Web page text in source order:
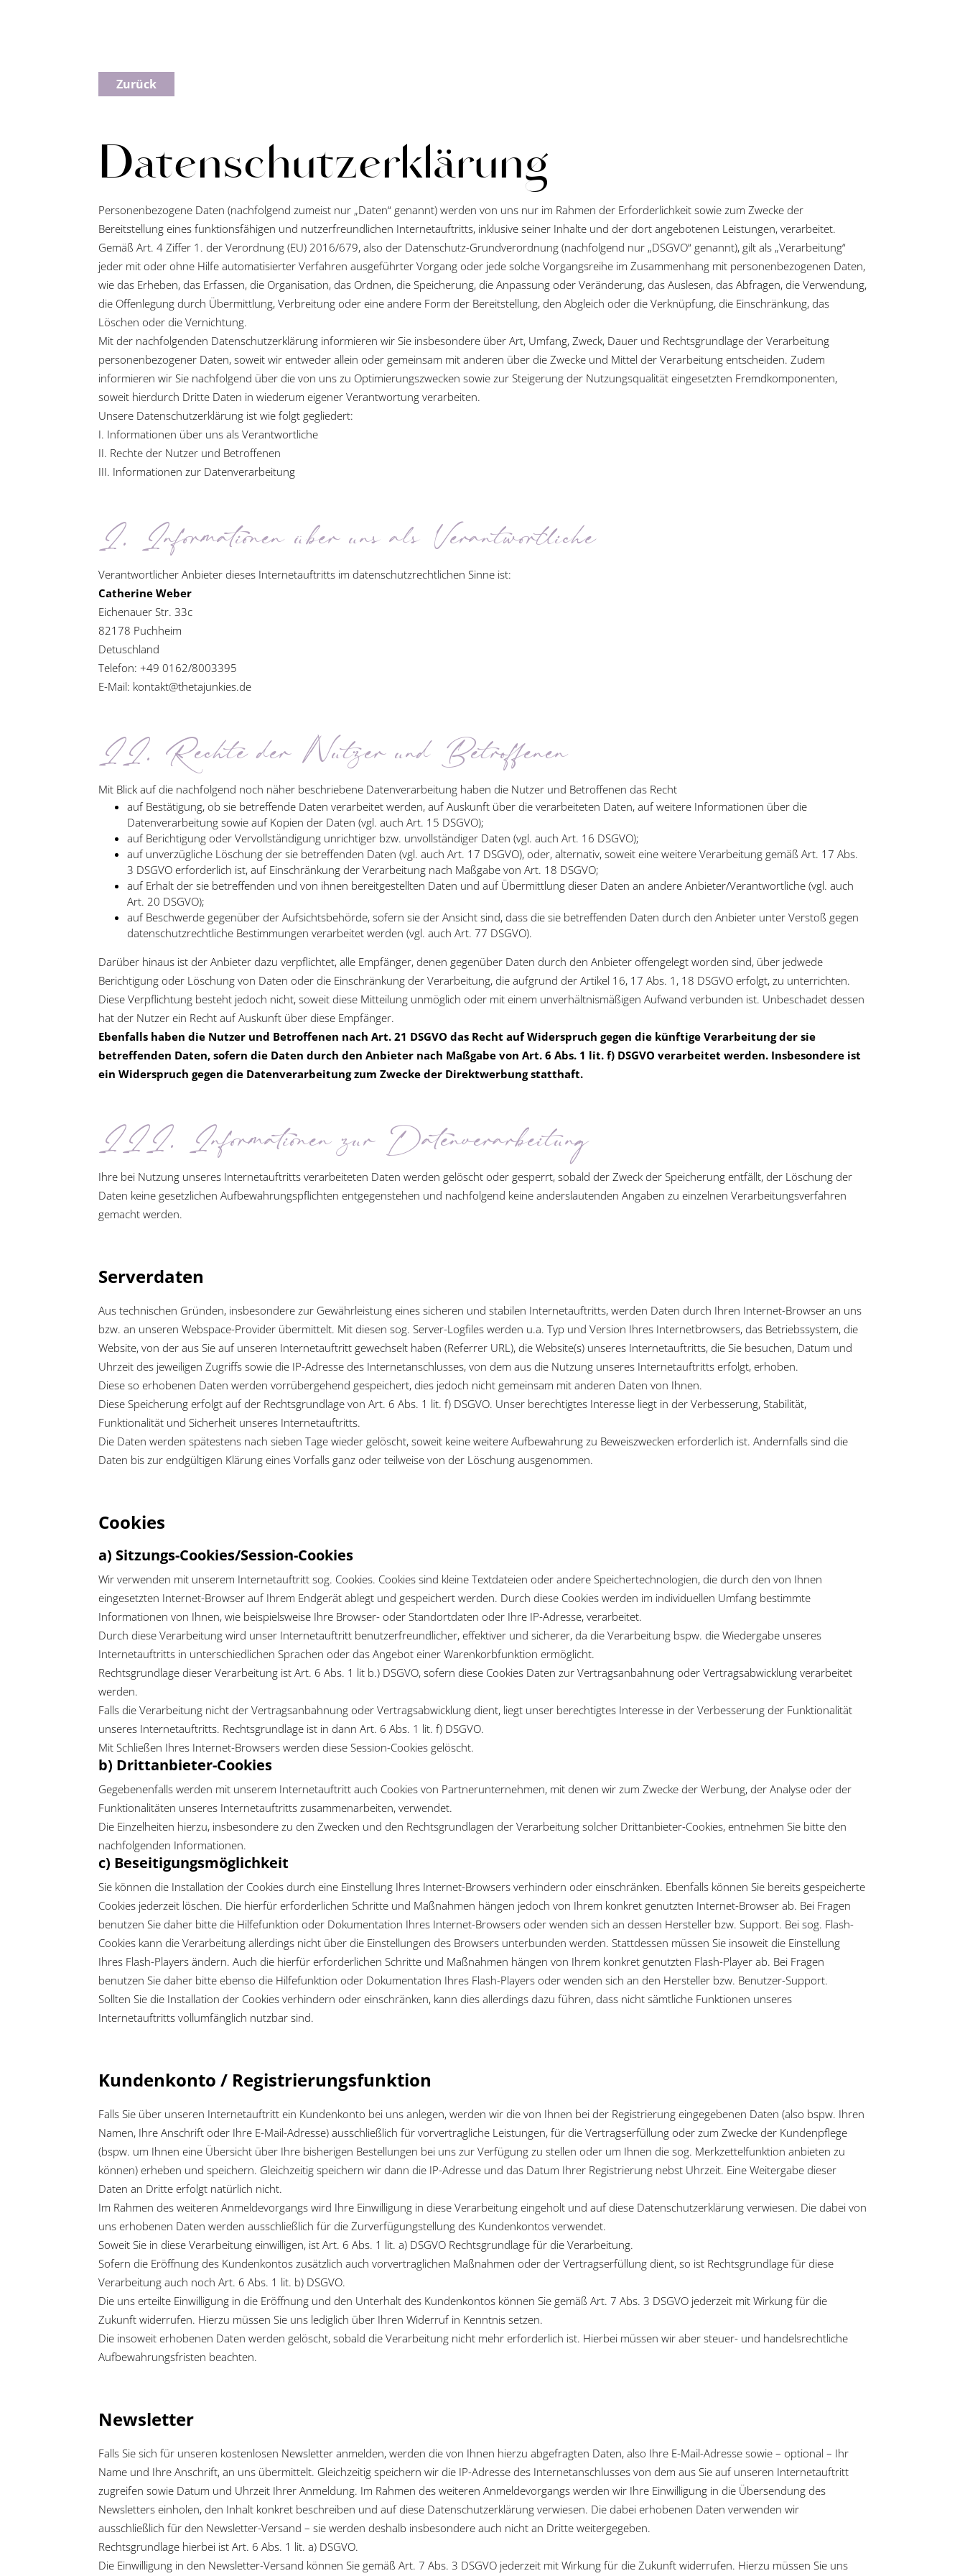
Zurück
Datenschutzerklärung
Personenbezogene Daten (nachfolgend zumeist nur „Daten“ genannt) werden von uns nur im Rahmen der Erforderlichkeit sowie zum Zwecke der
Bereitstellung eines funktionsfähigen und nutzerfreundlichen Internetauftritts, inklusive seiner Inhalte und der dort angebotenen Leistungen, verarbeitet.
Gemäß Art. 4 Ziffer 1. der Verordnung (EU) 2016/679, also der Datenschutz-Grundverordnung (nachfolgend nur „DSGVO“ genannt), gilt als „Verarbeitung“
jeder mit oder ohne Hilfe automatisierter Verfahren ausgeführter Vorgang oder jede solche Vorgangsreihe im Zusammenhang mit personenbezogenen Daten,
wie das Erheben, das Erfassen, die Organisation, das Ordnen, die Speicherung, die Anpassung oder Veränderung, das Auslesen, das Abfragen, die Verwendung,
die Offenlegung durch Übermittlung, Verbreitung oder eine andere Form der Bereitstellung, den Abgleich oder die Verknüpfung, die Einschränkung, das
Löschen oder die Vernichtung.
Mit der nachfolgenden Datenschutzerklärung informieren wir Sie insbesondere über Art, Umfang, Zweck, Dauer und Rechtsgrundlage der Verarbeitung
personenbezogener Daten, soweit wir entweder allein oder gemeinsam mit anderen über die Zwecke und Mittel der Verarbeitung entscheiden. Zudem
informieren wir Sie nachfolgend über die von uns zu Optimierungszwecken sowie zur Steigerung der Nutzungsqualität eingesetzten Fremdkomponenten,
soweit hierdurch Dritte Daten in wiederum eigener Verantwortung verarbeiten.
Unsere Datenschutzerklärung ist wie folgt gegliedert:
I. Informationen über uns als Verantwortliche
II. Rechte der Nutzer und Betroffenen
III. Informationen zur Datenverarbeitung
I. Informationen über uns als Verantwortliche
Verantwortlicher Anbieter dieses Internetauftritts im datenschutzrechtlichen Sinne ist:
Catherine Weber
Eichenauer Str. 33c
82178 Puchheim
Detuschland
Telefon: +49 0162/8003395
E-Mail: kontakt@thetajunkies.de
II. Rechte der Nutzer und Betroffenen
Mit Blick auf die nachfolgend noch näher beschriebene Datenverarbeitung haben die Nutzer und Betroffenen das Recht
auf Bestätigung, ob sie betreffende Daten verarbeitet werden, auf Auskunft über die verarbeiteten Daten, auf weitere Informationen über die
Datenverarbeitung sowie auf Kopien der Daten (vgl. auch Art. 15 DSGVO);
auf Berichtigung oder Vervollständigung unrichtiger bzw. unvollständiger Daten (vgl. auch Art. 16 DSGVO);
auf unverzügliche Löschung der sie betreffenden Daten (vgl. auch Art. 17 DSGVO), oder, alternativ, soweit eine weitere Verarbeitung gemäß Art. 17 Abs.
3 DSGVO erforderlich ist, auf Einschränkung der Verarbeitung nach Maßgabe von Art. 18 DSGVO;
auf Erhalt der sie betreffenden und von ihnen bereitgestellten Daten und auf Übermittlung dieser Daten an andere Anbieter/Verantwortliche (vgl. auch
Art. 20 DSGVO);
auf Beschwerde gegenüber der Aufsichtsbehörde, sofern sie der Ansicht sind, dass die sie betreffenden Daten durch den Anbieter unter Verstoß gegen
datenschutzrechtliche Bestimmungen verarbeitet werden (vgl. auch Art. 77 DSGVO).
Darüber hinaus ist der Anbieter dazu verpflichtet, alle Empfänger, denen gegenüber Daten durch den Anbieter offengelegt worden sind, über jedwede
Berichtigung oder Löschung von Daten oder die Einschränkung der Verarbeitung, die aufgrund der Artikel 16, 17 Abs. 1, 18 DSGVO erfolgt, zu unterrichten.
Diese Verpflichtung besteht jedoch nicht, soweit diese Mitteilung unmöglich oder mit einem unverhältnismäßigen Aufwand verbunden ist. Unbeschadet dessen
hat der Nutzer ein Recht auf Auskunft über diese Empfänger.
Ebenfalls haben die Nutzer und Betroffenen nach Art. 21 DSGVO das Recht auf Widerspruch gegen die künftige Verarbeitung der sie
betreffenden Daten, sofern die Daten durch den Anbieter nach Maßgabe von Art. 6 Abs. 1 lit. f) DSGVO verarbeitet werden. Insbesondere ist
ein Widerspruch gegen die Datenverarbeitung zum Zwecke der Direktwerbung statthaft.
III. Informationen zur Datenverarbeitung
Ihre bei Nutzung unseres Internetauftritts verarbeiteten Daten werden gelöscht oder gesperrt, sobald der Zweck der Speicherung entfällt, der Löschung der
Daten keine gesetzlichen Aufbewahrungspflichten entgegenstehen und nachfolgend keine anderslautenden Angaben zu einzelnen Verarbeitungsverfahren
gemacht werden.
Serverdaten
Aus technischen Gründen, insbesondere zur Gewährleistung eines sicheren und stabilen Internetauftritts, werden Daten durch Ihren Internet-Browser an uns
bzw. an unseren Webspace-Provider übermittelt. Mit diesen sog. Server-Logfiles werden u.a. Typ und Version Ihres Internetbrowsers, das Betriebssystem, die
Website, von der aus Sie auf unseren Internetauftritt gewechselt haben (Referrer URL), die Website(s) unseres Internetauftritts, die Sie besuchen, Datum und
Uhrzeit des jeweiligen Zugriffs sowie die IP-Adresse des Internetanschlusses, von dem aus die Nutzung unseres Internetauftritts erfolgt, erhoben.
Diese so erhobenen Daten werden vorrübergehend gespeichert, dies jedoch nicht gemeinsam mit anderen Daten von Ihnen.
Diese Speicherung erfolgt auf der Rechtsgrundlage von Art. 6 Abs. 1 lit. f) DSGVO. Unser berechtigtes Interesse liegt in der Verbesserung, Stabilität,
Funktionalität und Sicherheit unseres Internetauftritts.
Die Daten werden spätestens nach sieben Tage wieder gelöscht, soweit keine weitere Aufbewahrung zu Beweiszwecken erforderlich ist. Andernfalls sind die
Daten bis zur endgültigen Klärung eines Vorfalls ganz oder teilweise von der Löschung ausgenommen.
Cookies
a) Sitzungs-Cookies/Session-Cookies
Wir verwenden mit unserem Internetauftritt sog. Cookies. Cookies sind kleine Textdateien oder andere Speichertechnologien, die durch den von Ihnen
eingesetzten Internet-Browser auf Ihrem Endgerät ablegt und gespeichert werden. Durch diese Cookies werden im individuellen Umfang bestimmte
Informationen von Ihnen, wie beispielsweise Ihre Browser- oder Standortdaten oder Ihre IP-Adresse, verarbeitet.
Durch diese Verarbeitung wird unser Internetauftritt benutzerfreundlicher, effektiver und sicherer, da die Verarbeitung bspw. die Wiedergabe unseres
Internetauftritts in unterschiedlichen Sprachen oder das Angebot einer Warenkorbfunktion ermöglicht.
Rechtsgrundlage dieser Verarbeitung ist Art. 6 Abs. 1 lit b.) DSGVO, sofern diese Cookies Daten zur Vertragsanbahnung oder Vertragsabwicklung verarbeitet
werden.
Falls die Verarbeitung nicht der Vertragsanbahnung oder Vertragsabwicklung dient, liegt unser berechtigtes Interesse in der Verbesserung der Funktionalität
unseres Internetauftritts. Rechtsgrundlage ist in dann Art. 6 Abs. 1 lit. f) DSGVO.
Mit Schließen Ihres Internet-Browsers werden diese Session-Cookies gelöscht.
b) Drittanbieter-Cookies
Gegebenenfalls werden mit unserem Internetauftritt auch Cookies von Partnerunternehmen, mit denen wir zum Zwecke der Werbung, der Analyse oder der
Funktionalitäten unseres Internetauftritts zusammenarbeiten, verwendet.
Die Einzelheiten hierzu, insbesondere zu den Zwecken und den Rechtsgrundlagen der Verarbeitung solcher Drittanbieter-Cookies, entnehmen Sie bitte den
nachfolgenden Informationen.
c) Beseitigungsmöglichkeit
Sie können die Installation der Cookies durch eine Einstellung Ihres Internet-Browsers verhindern oder einschränken. Ebenfalls können Sie bereits gespeicherte
Cookies jederzeit löschen. Die hierfür erforderlichen Schritte und Maßnahmen hängen jedoch von Ihrem konkret genutzten Internet-Browser ab. Bei Fragen
benutzen Sie daher bitte die Hilfefunktion oder Dokumentation Ihres Internet-Browsers oder wenden sich an dessen Hersteller bzw. Support. Bei sog. Flash-
Cookies kann die Verarbeitung allerdings nicht über die Einstellungen des Browsers unterbunden werden. Stattdessen müssen Sie insoweit die Einstellung
Ihres Flash-Players ändern. Auch die hierfür erforderlichen Schritte und Maßnahmen hängen von Ihrem konkret genutzten Flash-Player ab. Bei Fragen
benutzen Sie daher bitte ebenso die Hilfefunktion oder Dokumentation Ihres Flash-Players oder wenden sich an den Hersteller bzw. Benutzer-Support.
Sollten Sie die Installation der Cookies verhindern oder einschränken, kann dies allerdings dazu führen, dass nicht sämtliche Funktionen unseres
Internetauftritts vollumfänglich nutzbar sind.
Kundenkonto / Registrierungsfunktion
Falls Sie über unseren Internetauftritt ein Kundenkonto bei uns anlegen, werden wir die von Ihnen bei der Registrierung eingegebenen Daten (also bspw. Ihren
Namen, Ihre Anschrift oder Ihre E-Mail-Adresse) ausschließlich für vorvertragliche Leistungen, für die Vertragserfüllung oder zum Zwecke der Kundenpflege
(bspw. um Ihnen eine Übersicht über Ihre bisherigen Bestellungen bei uns zur Verfügung zu stellen oder um Ihnen die sog. Merkzettelfunktion anbieten zu
können) erheben und speichern. Gleichzeitig speichern wir dann die IP-Adresse und das Datum Ihrer Registrierung nebst Uhrzeit. Eine Weitergabe dieser
Daten an Dritte erfolgt natürlich nicht.
Im Rahmen des weiteren Anmeldevorgangs wird Ihre Einwilligung in diese Verarbeitung eingeholt und auf diese Datenschutzerklärung verwiesen. Die dabei von
uns erhobenen Daten werden ausschließlich für die Zurverfügungstellung des Kundenkontos verwendet.
Soweit Sie in diese Verarbeitung einwilligen, ist Art. 6 Abs. 1 lit. a) DSGVO Rechtsgrundlage für die Verarbeitung.
Sofern die Eröffnung des Kundenkontos zusätzlich auch vorvertraglichen Maßnahmen oder der Vertragserfüllung dient, so ist Rechtsgrundlage für diese
Verarbeitung auch noch Art. 6 Abs. 1 lit. b) DSGVO.
Die uns erteilte Einwilligung in die Eröffnung und den Unterhalt des Kundenkontos können Sie gemäß Art. 7 Abs. 3 DSGVO jederzeit mit Wirkung für die
Zukunft widerrufen. Hierzu müssen Sie uns lediglich über Ihren Widerruf in Kenntnis setzen.
Die insoweit erhobenen Daten werden gelöscht, sobald die Verarbeitung nicht mehr erforderlich ist. Hierbei müssen wir aber steuer- und handelsrechtliche
Aufbewahrungsfristen beachten.
Newsletter
Falls Sie sich für unseren kostenlosen Newsletter anmelden, werden die von Ihnen hierzu abgefragten Daten, also Ihre E-Mail-Adresse sowie – optional – Ihr
Name und Ihre Anschrift, an uns übermittelt. Gleichzeitig speichern wir die IP-Adresse des Internetanschlusses von dem aus Sie auf unseren Internetauftritt
zugreifen sowie Datum und Uhrzeit Ihrer Anmeldung. Im Rahmen des weiteren Anmeldevorgangs werden wir Ihre Einwilligung in die Übersendung des
Newsletters einholen, den Inhalt konkret beschreiben und auf diese Datenschutzerklärung verwiesen. Die dabei erhobenen Daten verwenden wir
ausschließlich für den Newsletter-Versand – sie werden deshalb insbesondere auch nicht an Dritte weitergegeben.
Rechtsgrundlage hierbei ist Art. 6 Abs. 1 lit. a) DSGVO.
Die Einwilligung in den Newsletter-Versand können Sie gemäß Art. 7 Abs. 3 DSGVO jederzeit mit Wirkung für die Zukunft widerrufen. Hierzu müssen Sie uns